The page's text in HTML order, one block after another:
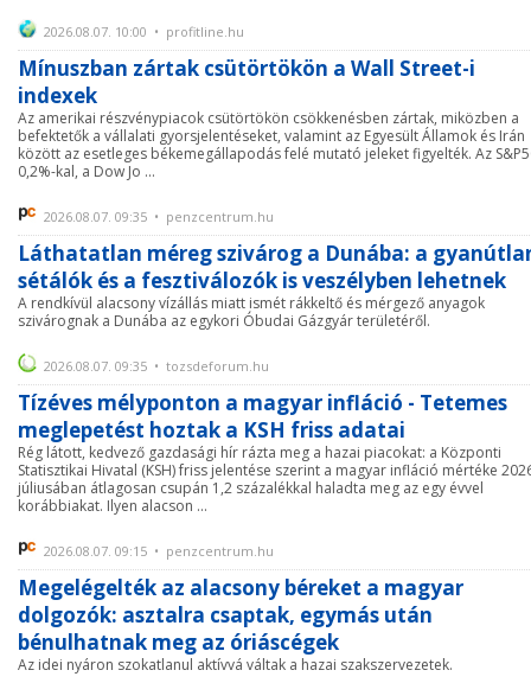
2026.08.07. 10:00 • profitline.hu
Mínuszban zártak csütörtökön a Wall Street-i
indexek
Az amerikai részvénypiacok csütörtökön csökkenésben zártak, miközben a
befektetők a vállalati gyorsjelentéseket, valamint az Egyesült Államok és Irán
között az esetleges békemegállapodás felé mutató jeleket figyelték. Az
0,2%-kal, a Dow Jo ...
2026.08.07. 09:35 • penzcentrum.hu
Láthatatlan méreg szivárog a Dunába: a
sétálók és a fesztiválozók is veszélyben lehetnek
A rendkívül alacsony vízállás miatt ismét rákkeltő és mérgező anyagok
szivárognak a Dunába az egykori Óbudai Gázgyár területéről.
2026.08.07. 09:35 • tozsdeforum.hu
Tízéves mélyponton a magyar infláció - Tetemes
meglepetést hoztak a KSH friss adatai
Rég látott, kedvező gazdasági hír rázta meg a hazai piacokat: a Központi
Statisztikai Hivatal (KSH) friss jelentése szerint a magyar infláció mértéke
júliusában átlagosan csupán 1,2 százalékkal haladta meg az egy évvel
korábbiakat. Ilyen alacson ...
2026.08.07. 09:15 • penzcentrum.hu
Megelégelték az alacsony béreket a magyar
dolgozók: asztalra csaptak, egymás után
bénulhatnak meg az óriáscégek
Az idei nyáron szokatlanul aktívvá váltak a hazai szakszervezetek.